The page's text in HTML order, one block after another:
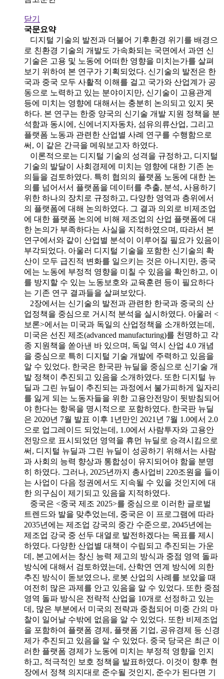
닫기
국문요약
디지털 기술의 발전과 더불어 기후환경 위기를 배경으
로 친환경 기술의 개발도 가속화되는 국면에서 과연 신
기술은 고용 및 노동에 어떠한 영향을 미치는가를 살펴
보기 위하여 본 연구가 기획되었다. 신기술의 발전은 한
국과 중국 모두 사활적 이해를 걸고 국가와 산업계가 공
동으로 노력하고 있는 분야이지만, 신기술이 고용관계
등에 미치는 영향에 대해서는 충분히 논의되고 있지 못
하다. 본 연구는 한중 양국의 신기술 개발 지원 정책을 분
석함과 동시에, 신에너지자동차, 섬유의류산업, 그리고
플랫폼 노동과 관련한 산업별 사례 연구를 수행함으로
써, 이 같은 간극을 메워보고자 하였다.
이론적으로는 디지털 기술의 성격을 규정하고, 디지털
기술의 발달이 사회경제에 미치는 영향에 대한 기존 논
의들을 검토하였다. 특히 협의의 플랫폼 노동에 대한 논
의를 넘어서서 플랫폼을 데이터를 추출, 분석, 사용하기
위한 하나의 장치로 규정하고, 다양한 영역과 층위에서
의 플랫폼에 대해 논의하였다. 그 결과 의외로 비제조업
에 대한 플랫폼 논의에 비해 제조업의 산업 플랫폼에 대
한 논의가 부족하다는 사실을 지적하였으며, 따라서 본
연구에서와 같이 산업별 분석이 이루어질 필요가 있음이
부각되었다. 아울러 디지털 기술을 포함한 신기술의 확
산이 모두 급진적 변화를 일으키는 것은 아니지만, 종국
에는 노동에 부정적 영향을 미칠 수 있음을 확인하고, 이
를 방지할 수 있는 노동보호와 교육훈련 등이 필요하다
는 기존 연구 결과들을 살펴보았다.
2장에서는 신기술의 발전과 관련한 한국과 중국의 산
업정책을 중심으로 거시적 분석을 실시하였다. 아울러 <
보론>에서는 미국과 독일의 산업정책을 소개하였는데,
미국은 선진 제조(advanced manufacturing)를 천명하고 각
종 지원책을 쏟아낸 바 있으며, 독일 역시 산업 4.0 개념
을 중심으로 특히 디지털 기술 개발에 주력하고 있음을
알 수 있었다. 한국은 한국판 뉴딜을 중심으로 신기술 개
발 정책이 추진되고 있음을 소개하였다. 또한 디지털 뉴
딜과 그린 뉴딜이 추진되는 과정에서 불가피하게 일자리
를 잃게 되는 노동자들을 위한 고용안전망이 뒷받침되어
야 한다는 항목을 명시적으로 포함하였다. 한국판 뉴딜
은 2020년 7월 발표 이후 1년만인 2021년 7월 1.0에서 2.0
으로 업그레이드 되었는데, 1.0에서 사람투자와 고용안
전망으로 표시되었던 영역을 휴먼 뉴딜로 승격시킴으로
써, 디지털 뉴딜과 그린 뉴딜이 성공하기 위해서는 사람
과 사회의 능력 향상과 통합성이 유지되어야 함을 분명
히 하였다. 그러나, 2025년까지 총사업비 220조원을 들이
는 사업이 다음 정권에서도 지속될 수 있을 것인지에 대
한 의구심이 제기되고 있음을 지적하였다.
중국은 <중국 제조 2025>를 중심으로 이러한 글로벌
트렌드와 발을 맞추었는데, 중국은 이 프로그램에 따라
2035년에는 제조업 강국의 중간 수준으로, 2045년에는
제조업 강국 중 선두 대열로 발전하겠다는 목표를 제시
하였다. 다양한 산업별 대책이 수립되고 추진되는 가운
데, 본고에서는 창신 능력 제고의 방식과 중점 영역 돌파
방식에 대해서 검토하였는데, 산학연 연계 방식에 의한
추진 방식이 돋보였으나, 로봇 산업의 사례를 보았을 때
여전히 많은 과제를 안고 있음을 알 수 있었다. 또한 중점
영역 돌파 방식은 전략적 산업을 10개로 선정하고 있는
데, 많은 부분에서 미국의 전략과 중첩되어 미중 간의 마
찰이 일어날 수밖에 없음을 알 수 있었다. 또한 비제조업
을 포함하여 플랫폼 경제, 플랫폼 기업, 공유경제 등 신경
제가 추진되고 있음을 알 수 있었다. 중국 당국은 최근 이
러한 플랫폼 경제가 노동에 미치는 부정적 영향을 인지
하고, 적극적인 보호 정책을 발표하였다. 이것이 향후 현
장에서 정책 의지대로 준수될 것인지, 준수가 된다면 기